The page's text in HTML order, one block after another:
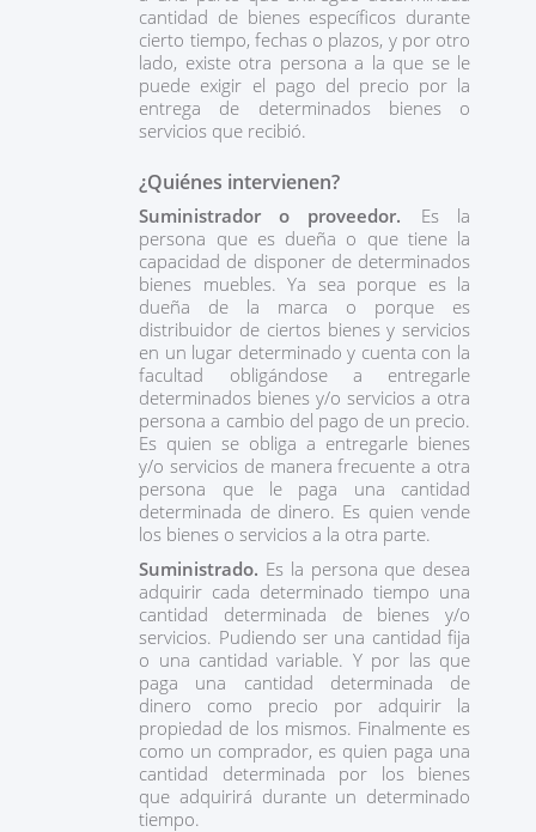
cantidad de bienes específicos durante
cierto tiempo, fechas o plazos, y por otro
lado, existe otra persona a la que se le
puede exigir el pago del precio por la
entrega de determinados bienes o
servicios que recibió.
¿Quiénes intervienen?
Suministrador o proveedor.
Es la
persona que es dueña o que tiene la
capacidad de disponer de determinados
bienes muebles. Ya sea porque es la
dueña de la marca o porque es
distribuidor de ciertos bienes y servicios
en un lugar determinado y cuenta con la
facultad obligándose a entregarle
determinados bienes y/o servicios a otra
persona a cambio del pago de un precio.
Es quien se obliga a entregarle bienes
y/o servicios de manera frecuente a otra
persona que le paga una cantidad
determinada de dinero. Es quien vende
los bienes o servicios a la otra parte.
Suministrado. Es la persona que desea
adquirir cada determinado tiempo una
cantidad determinada de bienes y/o
servicios. Pudiendo ser una cantidad fija
o una cantidad variable. Y por las que
paga una cantidad determinada de
dinero como precio por adquirir la
propiedad de los mismos. Finalmente es
como un comprador, es quien paga una
cantidad determinada por los bienes
que adquirirá durante un determinado
tiempo.